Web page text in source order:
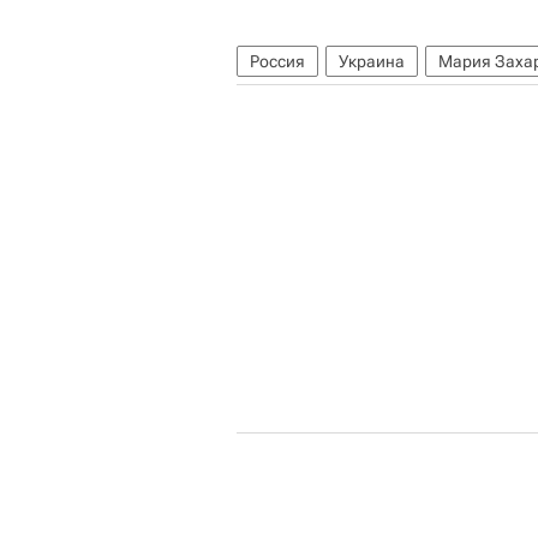
Россия Украина Мария